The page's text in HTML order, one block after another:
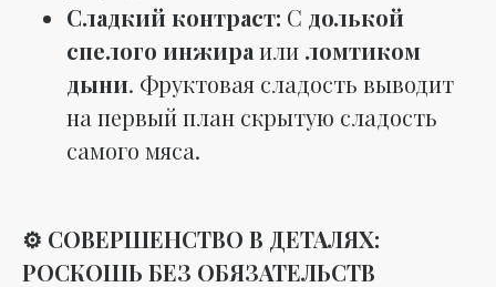
Сладкий контраст: С долькой
спелого инжира или ломтиком
дыни. Фруктовая сладость выводит
на первый план скрытую сладость
самого мяса.
⚙️ СОВЕРШЕНСТВО В ДЕТАЛЯХ:
РОСКОШЬ БЕЗ ОБЯЗАТЕЛЬСТВ